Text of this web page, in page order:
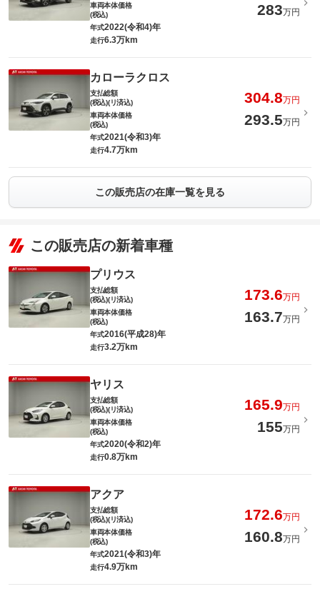
車両本体価格
(税込)
283万円
年式2022(令和4)年
走行6.3万km
カローラクロス
支払総額
(税込)(リ済込)
304.8万円
車両本体価格
(税込)
293.5万円
年式2021(令和3)年
走行4.7万km
この販売店の在庫一覧を見る
この販売店の新着車種
プリウス
支払総額
(税込)(リ済込)
173.6万円
車両本体価格
(税込)
163.7万円
年式2016(平成28)年
走行3.2万km
ヤリス
支払総額
(税込)(リ済込)
165.9万円
車両本体価格
(税込)
155万円
年式2020(令和2)年
走行0.8万km
アクア
支払総額
(税込)(リ済込)
172.6万円
車両本体価格
(税込)
160.8万円
年式2021(令和3)年
走行4.9万km